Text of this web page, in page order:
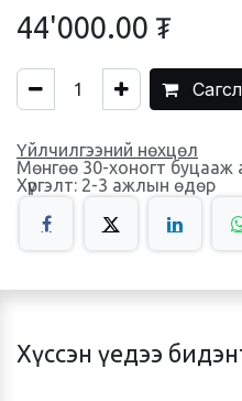
44'000.00 ₮
Үйлчилгээний нөхцөл
Мөнгөө 30-хоногт буцааж
Хүргэлт: 2-3 ажлын өдөр
Хүссэн үедээ